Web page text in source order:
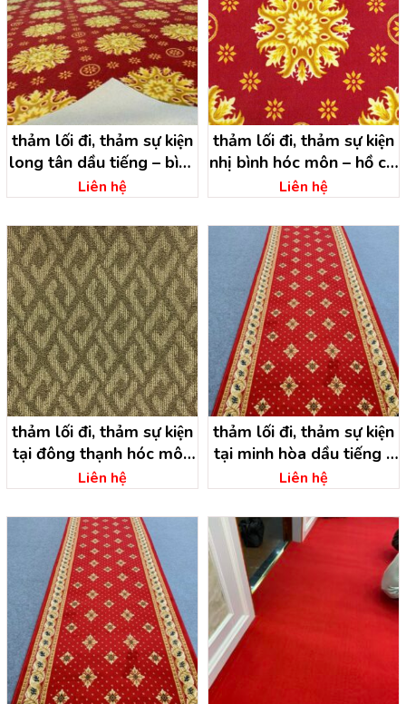
thảm lối đi, thảm sự kiện
long tân dầu tiếng – bình
dương
Liên hệ
thảm lối đi, thảm sự kiện
nhị bình hóc môn – hồ chí
minh
Liên hệ
thảm lối đi, thảm sự kiện
tại đông thạnh hóc môn
– hồ chí minh
Liên hệ
thảm lối đi, thảm sự kiện
tại minh hòa dầu tiếng –
bình dương
Liên hệ